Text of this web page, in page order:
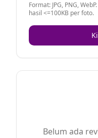
Format: JPG, PNG,
hasil <=100KB per foto.
Belum ada